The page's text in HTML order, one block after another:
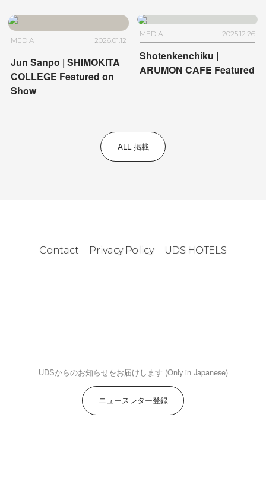
MEDIA 2026.01.12
Jun Sanpo | SHIMOKITA
COLLEGE Featured on
Show
MEDIA 2025.12.26
Shotenkenchiku |
ARUMON CAFE Featured
ALL 掲載
Contact Privacy Policy UDS HOTELS
UDSからのお知らせをお届けします (Only in Japanese)
ニュースレター登録